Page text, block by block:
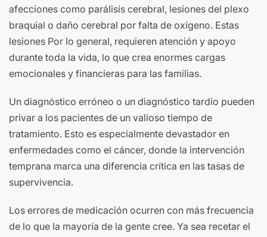
afecciones como parálisis cerebral, lesiones del plexo
braquial o daño cerebral por falta de oxígeno. Estas
lesiones Por lo general, requieren atención y apoyo
durante toda la vida, lo que crea enormes cargas
emocionales y financieras para las familias.
Un diagnóstico erróneo o un diagnóstico tardío pueden
privar a los pacientes de un valioso tiempo de
tratamiento. Esto es especialmente devastador en
enfermedades como el cáncer, donde la intervención
temprana marca una diferencia crítica en las tasas de
supervivencia.
Los errores de medicación ocurren con más frecuencia
de lo que la mayoría de la gente cree. Ya sea recetar el